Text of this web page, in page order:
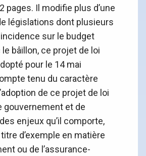
pages. Il modifie plus d’une
législations dont plusieurs
incidence sur le budget
bâillon, ce projet de loi
pour le 14 mai
tenu du caractère
de ce projet de loi
gouvernement et de
enjeux qu’il comporte,
d’exemple en matière
ou de l’assurance-